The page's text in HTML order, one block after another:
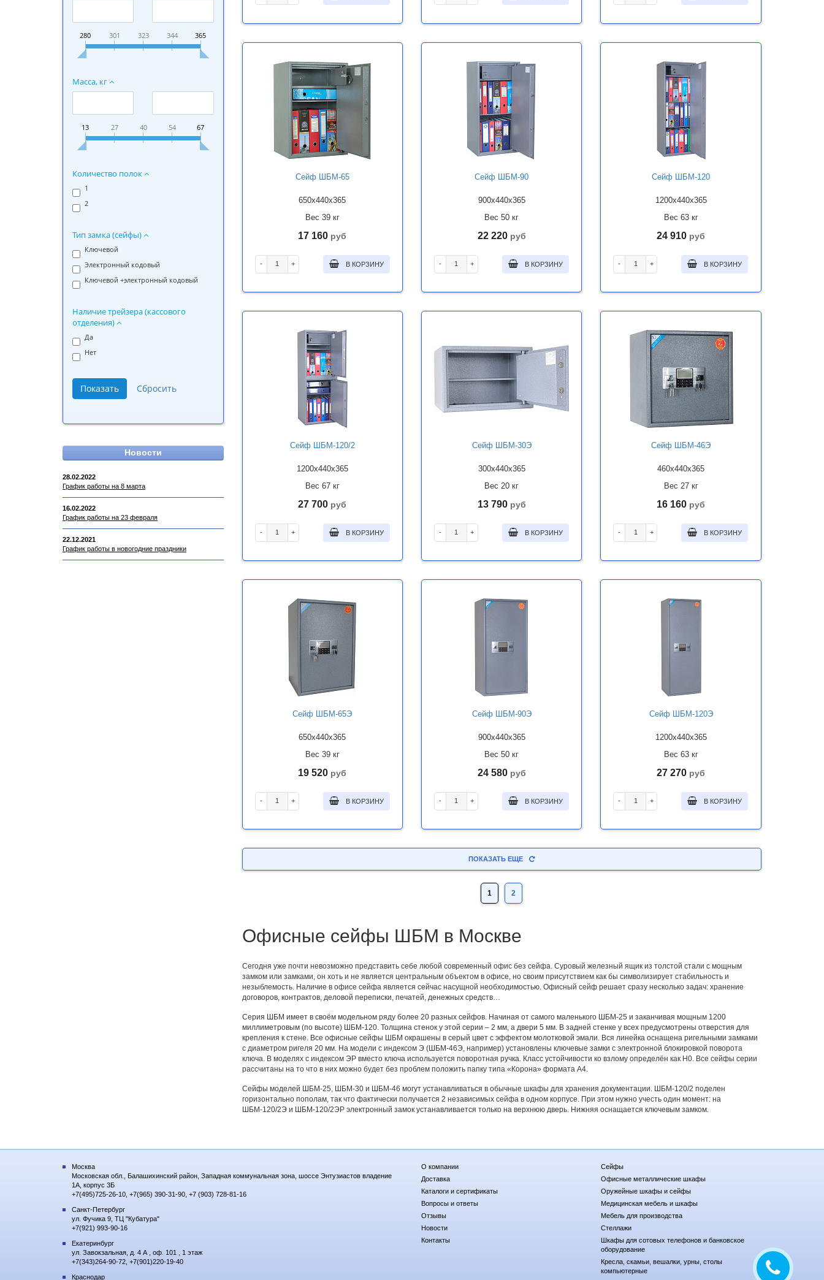
280 301 323 344 365
Масса, кг
13 27 40 54 67
Количество полок
1
2
Тип замка (сейфы)
Ключевой
Электронный кодовый
Ключевой +электронный кодовый
Наличие трейзера (кассового
отделения)
Да
Нет
Новости
28.02.2022
График работы на 8 марта
16.02.2022
График работы на 23 февраля
22.12.2021
График работы в новогодние праздники
Сейф ШБМ-65
650x440x365
Вес 39 кг
17 160 руб
- + В КОРЗИНУ
Сейф ШБМ-90
900x440x365
Вес 50 кг
22 220 руб
- + В КОРЗИНУ
Сейф ШБМ-120
1200x440x365
Вес 63 кг
24 910 руб
- + В КОРЗИНУ
Сейф ШБМ-120/2
1200x440x365
Вес 67 кг
27 700 руб
- + В КОРЗИНУ
Сейф ШБМ-30Э
300x440x365
Вес 20 кг
13 790 руб
- + В КОРЗИНУ
Сейф ШБМ-46Э
460x440x365
Вес 27 кг
16 160 руб
- + В КОРЗИНУ
Сейф ШБМ-65Э
650x440x365
Вес 39 кг
19 520 руб
- + В КОРЗИНУ
Сейф ШБМ-90Э
900x440x365
Вес 50 кг
24 580 руб
- + В КОРЗИНУ
Сейф ШБМ-120Э
1200x440x365
Вес 63 кг
27 270 руб
- + В КОРЗИНУ
ПОКАЗАТЬ ЕЩЕ
1 2
Офисные сейфы ШБМ в Москве
Сегодня уже почти невозможно представить себе любой современный офис без сейфа. Суровый железный ящик из толстой стали с мощным
замком или замками, он хоть и не является центральным объектом в офисе, но своим присутствием как бы символизирует стабильность и
незыблемость. Наличие в офисе сейфа является сейчас насущной необходимостью. Офисный сейф решает сразу несколько задач: хранение
договоров, контрактов, деловой переписки, печатей, денежных средств…
Серия ШБМ имеет в своём модельном ряду более 20 разных сейфов. Начиная от самого маленького ШБМ-25 и заканчивая мощным 1200
миллиметровым (по высоте) ШБМ-120. Толщина стенок у этой серии – 2 мм, а двери 5 мм. В задней стенке у всех предусмотрены отверстия для
крепления к стене. Все офисные сейфы ШБМ окрашены в серый цвет с эффектом молотковой эмали. Вся линейка оснащена ригельными замками
с диаметром ригеля 20 мм. На модели с индексом Э (ШБМ-46Э, например) установлены ключевые замки с электронной блокировкой поворота
ключа. В моделях с индексом ЭР вместо ключа используется поворотная ручка. Класс устойчивости ко взлому определён как Н0. Все сейфы серии
рассчитаны на то что в них можно будет без проблем положить папку типа «Корона» формата А4.
Сейфы моделей ШБМ-25, ШБМ-30 и ШБМ-46 могут устанавливаться в обычные шкафы для хранения документации. ШБМ-120/2 поделен
горизонтально пополам, так что фактически получается 2 независимых сейфа в одном корпусе. При этом нужно учесть один момент: на
ШБМ-120/2Э и ШБМ-120/2ЭР электронный замок устанавливается только на верхнюю дверь. Нижняя оснащается ключевым замком.
Москва
Московская обл., Балашихинский район, Западная коммунальная зона, шоссе Энтузиастов владение
1А, корпус 3Б
+7(495)725-26-10, +7(965) 390-31-90, +7 (903) 728-81-16
Санкт-Петербург
ул. Фучика 9, ТЦ "Кубатура"
+7(921) 993-90-16
Екатеринбург
ул. Завокзальная, д. 4 А , оф. 101 , 1 этаж
+7(343)264-90-72, +7(901)220-19-40
Краснодар
О компании
Доставка
Каталоги и сертификаты
Вопросы и ответы
Отзывы
Новости
Контакты
Сейфы
Офисные металлические шкафы
Оружейные шкафы и сейфы
Медицинская мебель и шкафы
Мебель для производства
Стеллажи
Шкафы для сотовых телефонов и банковское
оборудование
Кресла, скамьи, вешалки, урны, столы
компьютерные